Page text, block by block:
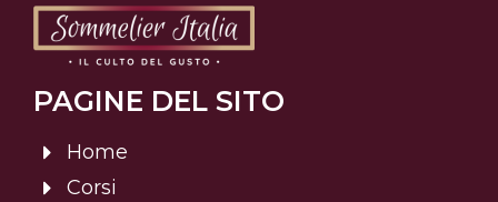
PAGINE DEL SITO
Home
Corsi